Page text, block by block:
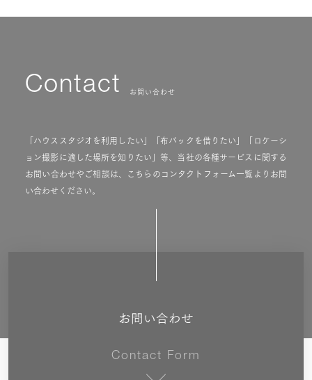
Contact お問い合わせ
「ハウススタジオを利用したい」「布バックを借りたい」「ロケーシ
ョン撮影に適した場所を知りたい」等、当社の各種サービスに関する
お問い合わせやご相談は、こちらのコンタクトフォーム一覧よりお問
い合わせください。
お問い合わせ
Contact Form